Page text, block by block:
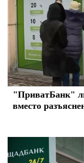
"ПриватБанк"
вместо